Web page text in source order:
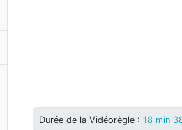
Durée de la Vidéorègle : 18 min